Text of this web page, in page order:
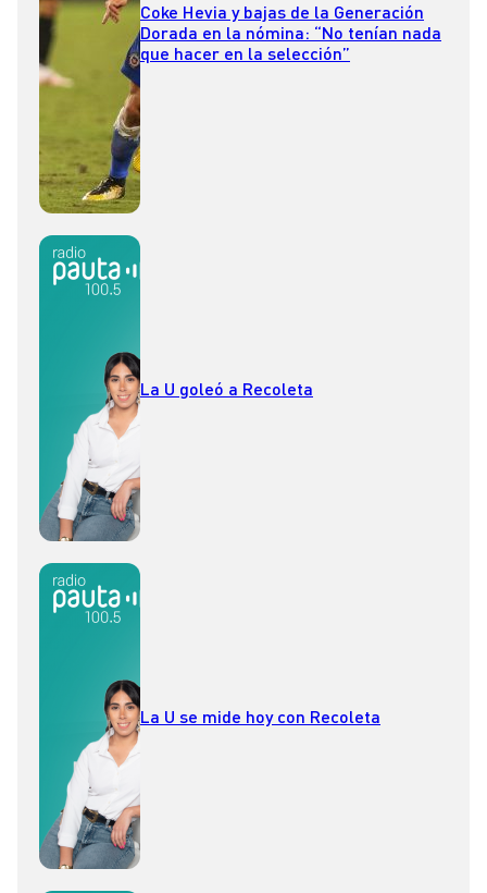
Coke Hevia y bajas de la Generación
Dorada en la nómina: “No tenían nada
que hacer en la selección”
La U goleó a Recoleta
La U se mide hoy con Recoleta